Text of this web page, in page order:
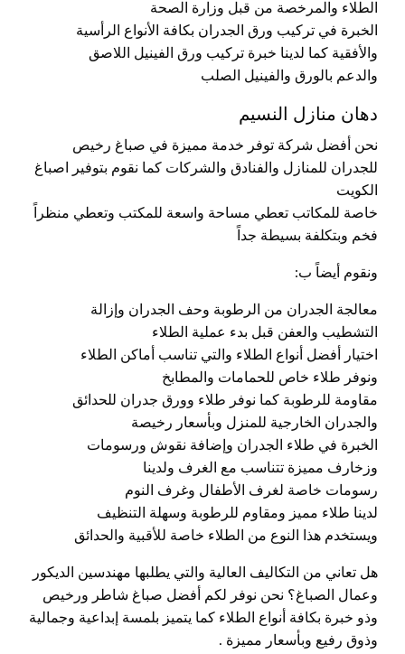
الطلاء والمرخصة من قبل وزارة الصحة
الخبرة في تركيب ورق الجدران بكافة الأنواع الرأسية
والأفقية كما لدينا خبرة تركيب ورق الفينيل اللاصق
والدعم بالورق والفينيل الصلب
دهان منازل النسيم
نحن أفضل شركة توفر خدمة مميزة في صباغ رخيص
للجدران للمنازل والفنادق والشركات كما نقوم بتوفير اصباغ
الكويت
خاصة للمكاتب تعطي مساحة واسعة للمكتب وتعطي منظراً
فخم وبتكلفة بسيطة جداً
ونقوم أيضاً ب:
معالجة الجدران من الرطوبة وحف الجدران وإزالة
التشطيب والعفن قبل بدء عملية الطلاء
اختيار أفضل أنواع الطلاء والتي تناسب أماكن الطلاء
ونوفر طلاء خاص للحمامات والمطابخ
مقاومة للرطوبة كما نوفر طلاء وورق جدران للحدائق
والجدران الخارجية للمنزل وبأسعار رخيصة
الخبرة في طلاء الجدران وإضافة نقوش ورسومات
وزخارف مميزة تتناسب مع الغرف ولدينا
رسومات خاصة لغرف الأطفال وغرف النوم
لدينا طلاء مميز ومقاوم للرطوبة وسهلة التنظيف
ويستخدم هذا النوع من الطلاء خاصة للأقبية والحدائق
هل تعاني من التكاليف العالية والتي يطلبها مهندسين الديكور
وعمال الصباغ؟ نحن نوفر لكم أفضل صباغ شاطر ورخيص
وذو خبرة بكافة أنواع الطلاء كما يتميز بلمسة إبداعية وجمالية
وذوق رفيع وبأسعار مميزة .